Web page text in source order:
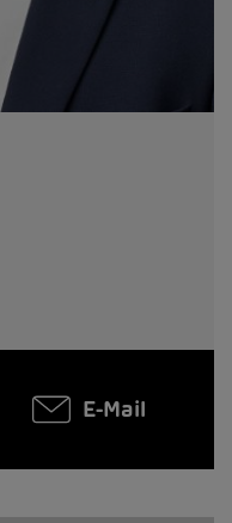
E-Mail